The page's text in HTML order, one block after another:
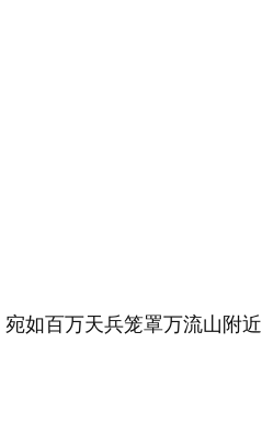
如百万天兵笼罩万流山附近